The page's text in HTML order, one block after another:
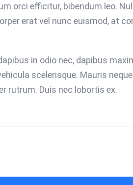
orci efficitur, bibendum leo.
erat vel nunc euismod, at
in odio nec, dapibus
scelerisque. Mauris
rutrum. Duis nec lobortis ex.